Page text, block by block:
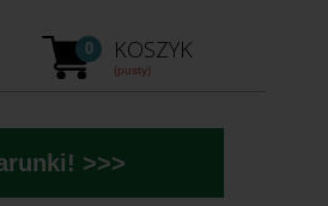
KOSZYK
0
(pusty)
>>>